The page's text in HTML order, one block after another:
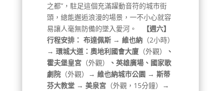
之都”，駐足這個充滿躍動音符的城市街
頭，總能邂逅浪漫的場景，一不小心就容
易讓人毫無防備的墜入愛河。
【週六】
行程安排： 布達佩斯 → 維也納（2小時）
→ 環城大道：奧地利國會大廈（外觀）
、
霍夫堡皇宮（外觀）
、英雄廣場、國家歌
劇院（外觀）
→ 維也納城市公園 → 斯蒂
芬大教堂 → 美泉宮（外觀，15分鐘）
→